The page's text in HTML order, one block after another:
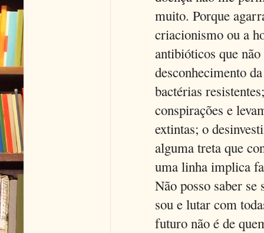
muito. Porque
criacionismo ou a
antibióticos que
desconhecimento
bactérias
conspirações e
extintas; o
alguma treta que
uma linha implica
Não posso saber
sou e lutar com
futuro não é de